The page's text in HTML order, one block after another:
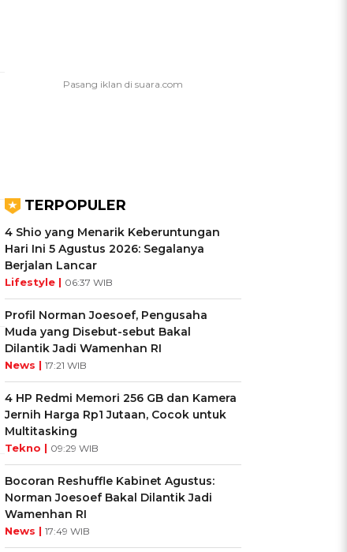
TERPOPULER
4 Shio yang Menarik Keberuntungan
Hari Ini 5 Agustus 2026: Segalanya
Berjalan Lancar
Lifestyle | 06:37 WIB
Profil Norman Joesoef, Pengusaha
Muda yang Disebut-sebut Bakal
Dilantik Jadi Wamenhan RI
News | 17:21 WIB
4 HP Redmi Memori 256 GB dan Kamera
Jernih Harga Rp1 Jutaan, Cocok untuk
Multitasking
Tekno | 09:29 WIB
Bocoran Reshuffle Kabinet Agustus:
Norman Joesoef Bakal Dilantik Jadi
Wamenhan RI
News | 17:49 WIB